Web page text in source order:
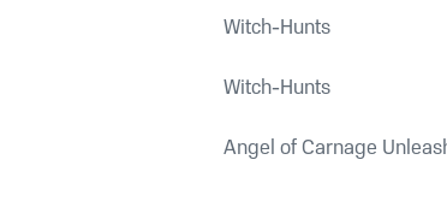
Witch-Hunts
Witch-Hunts
Angel of Carnage